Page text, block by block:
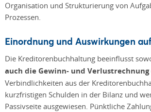
Organisation und Strukturierung von
Prozessen.
Einordnung und Auswirkungen
Die Kreditorenbuchhaltung beeinflusst
auch die Gewinn- und Verlustrechnung
Verbindlichkeiten aus der
kurzfristigen Schulden in der Bilanz und
Passivseite ausgewiesen. Pünktliche